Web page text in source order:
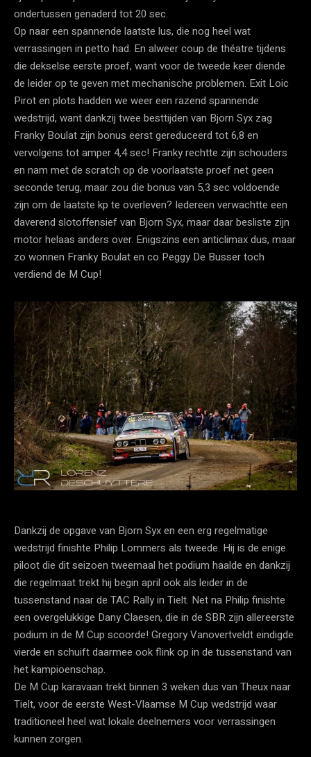
ondertussen genaderd tot 20 sec.
Op naar een spannende laatste lus, die nog heel wat
verrassingen in petto had. En alweer coup de théatre tijdens
die dekselse eerste proef, want voor de tweede keer diende
de leider op te geven met mechanische problemen. Exit Loic
Pirot en plots hadden we weer een razend spannende
wedstrijd, want dankzij twee besttijden van Bjorn Syx zag
Franky Boulat zijn bonus eerst gereduceerd tot 6,8 en
vervolgens tot amper 4,4 sec! Franky rechtte zijn schouders
en nam met de scratch op de voorlaatste proef net geen
seconde terug, maar zou die bonus van 5,3 sec voldoende
zijn om de laatste kp te overleven? Iedereen verwachtte een
daverend slotoffensief van Bjorn Syx, maar daar besliste zijn
motor helaas anders over. Enigszins een anticlimax dus, maar
zo wonnen Franky Boulat en co Peggy De Busser toch
verdiend de M Cup!
Dankzij de opgave van Bjorn Syx en een erg regelmatige
wedstrijd finishte Philip Lommers als tweede. Hij is de enige
piloot die dit seizoen tweemaal het podium haalde en dankzij
die regelmaat trekt hij begin april ook als leider in de
tussenstand naar de TAC Rally in Tielt. Net na Philip finishte
een overgelukkige Dany Claesen, die in de SBR zijn allereerste
podium in de M Cup scoorde! Gregory Vanovertveldt eindigde
vierde en schuift daarmee ook flink op in de tussenstand van
het kampioenschap.
De M Cup karavaan trekt binnen 3 weken dus van Theux naar
Tielt, voor de eerste West-Vlaamse M Cup wedstrijd waar
traditioneel heel wat lokale deelnemers voor verrassingen
kunnen zorgen.